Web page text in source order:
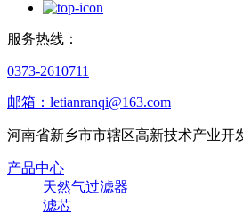
服务热线：
0373-2610711
邮箱：letianranqi@163.com
河南省新乡市市辖区高新技术产业开
产品中心
天然气过滤器
滤芯